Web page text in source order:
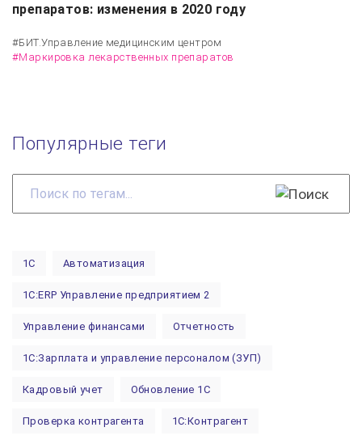
препаратов: изменения в 2020 году
#БИТ.Управление медицинским центром
#Маркировка лекарственных препаратов
Популярные теги
1С Автоматизация
1С:ERP Управление предприятием 2
Управление финансами Отчетность
1С:Зарплата и управление персоналом (ЗУП)
Кадровый учет Обновление 1С
Проверка контрагента 1С:Контрагент